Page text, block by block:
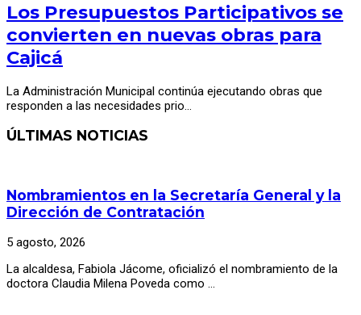
Los Presupuestos Participativos se
convierten en nuevas obras para
Cajicá
La Administración Municipal continúa ejecutando obras que
responden a las necesidades prio…
ÚLTIMAS NOTICIAS
Nombramientos en la Secretaría General y la
Dirección de Contratación
5 agosto, 2026
La alcaldesa, Fabiola Jácome, oficializó el nombramiento de la
doctora Claudia Milena Poveda como …